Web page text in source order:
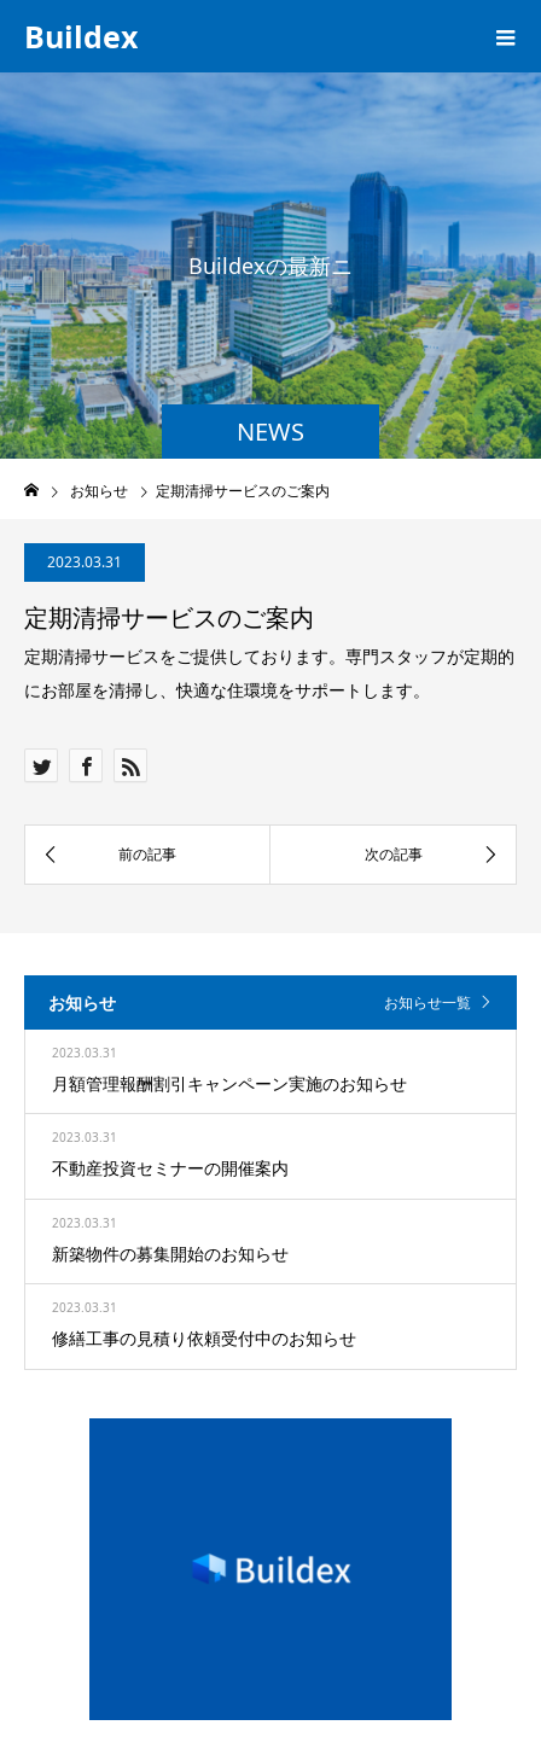
Buildex
NEWS
Buildexの最新ニュ
お知らせ 定期清掃サービスのご案内
2023.03.31
定期清掃サービスのご案内
定期清掃サービスをご提供しております。専門スタッフが定期的
にお部屋を清掃し、快適な住環境をサポートします。
お知らせ お知らせ一覧
2023.03.31
月額管理報酬割引キャンペーン実施のお知らせ
2023.03.31
不動産投資セミナーの開催案内
2023.03.31
新築物件の募集開始のお知らせ
2023.03.31
修繕工事の見積り依頼受付中のお知らせ